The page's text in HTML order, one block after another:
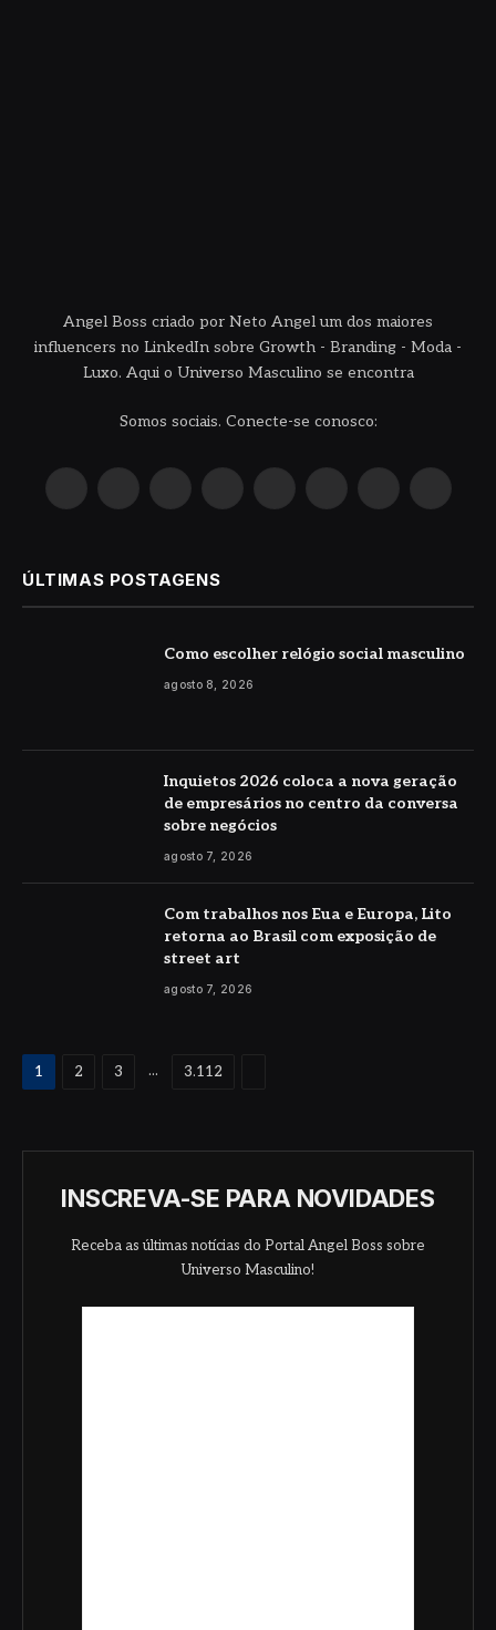
Angel Boss criado por Neto Angel um dos maiores
influencers no LinkedIn sobre Growth - Branding - Moda -
Luxo. Aqui o Universo Masculino se encontra
Somos sociais. Conecte-se conosco:
InstagramPinterestYouTube LinkedIn WhatsAppReddit TikTok
ÚLTIMAS POSTAGENS
Como escolher relógio social masculino
agosto 8, 2026
Inquietos 2026 coloca a nova geração
de empresários no centro da conversa
sobre negócios
agosto 7, 2026
Com trabalhos nos Eua e Europa, Lito
retorna ao Brasil com exposição de
street art
agosto 7, 2026
1 2 3 ... 3.112
INSCREVA-SE PARA NOVIDADES
Receba as últimas notícias do Portal Angel Boss sobre
Universo Masculino!